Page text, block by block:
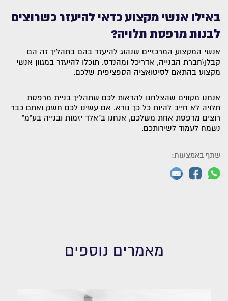
באילו אנשי מקצוע כדאי להיעזר כשרוצים
לבנות מרפסת תלויה?
אנשי המקצוע המרכזיים שנהוג להיעזר בהם בתהליך זה הם
קבלן\חברת הבנייה, אדריכל ומהנדס. תוכלו להיעזר במגוון אנשי
מקצוע בהתאם לסיטואציה הספציפית שלכם.
אנחנו מקווים שהצלחנו להראות לכם שתהליך בניית מרפסת
תלויה לא חייב להיות כל כך נורא. אם עשינו לכם חשק ואתם כבר
רוצים מרפסת אחת משלכם, אנחנו ב"אלד יזמות ובנייה בע"מ"
נשמח לעמוד לשירותכם.
שתף באמצעות:
מאמרים נוספים